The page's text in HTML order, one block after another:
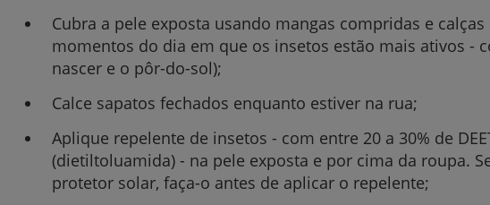
Cubra a pele exposta usando mangas compridas e calças
momentos do dia em que os insetos estão mais ativos -
nascer e o pôr-do-sol);
Calce sapatos fechados enquanto estiver na rua;
Aplique repelente de insetos - com entre 20 a 30% de
(dietiltoluamida) - na pele exposta e por cima da roupa.
protetor solar, faça-o antes de aplicar o repelente;